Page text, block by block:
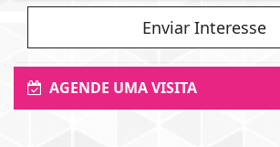
Enviar Interesse
AGENDE UMA VISITA